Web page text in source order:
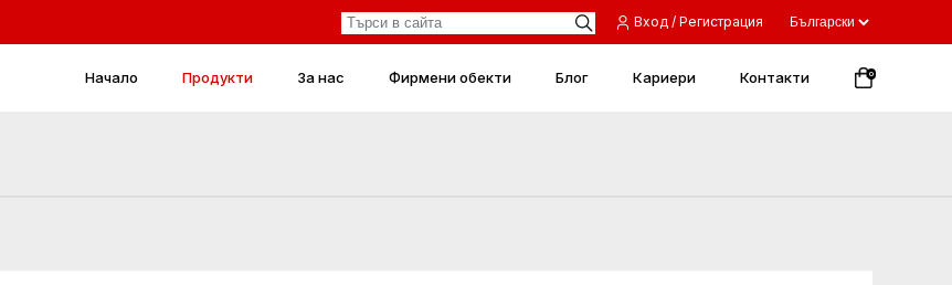
Вход / Регистрация
0
Начало Продукти За нас Фирмени обекти Блог Кариери Контакти